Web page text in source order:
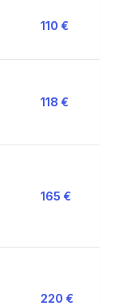
110 €
118 €
165 €
220 €